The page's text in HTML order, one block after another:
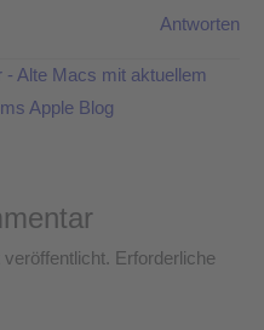
Antworten
- Alte Macs mit aktuellem
Apple Blog
Erforderliche